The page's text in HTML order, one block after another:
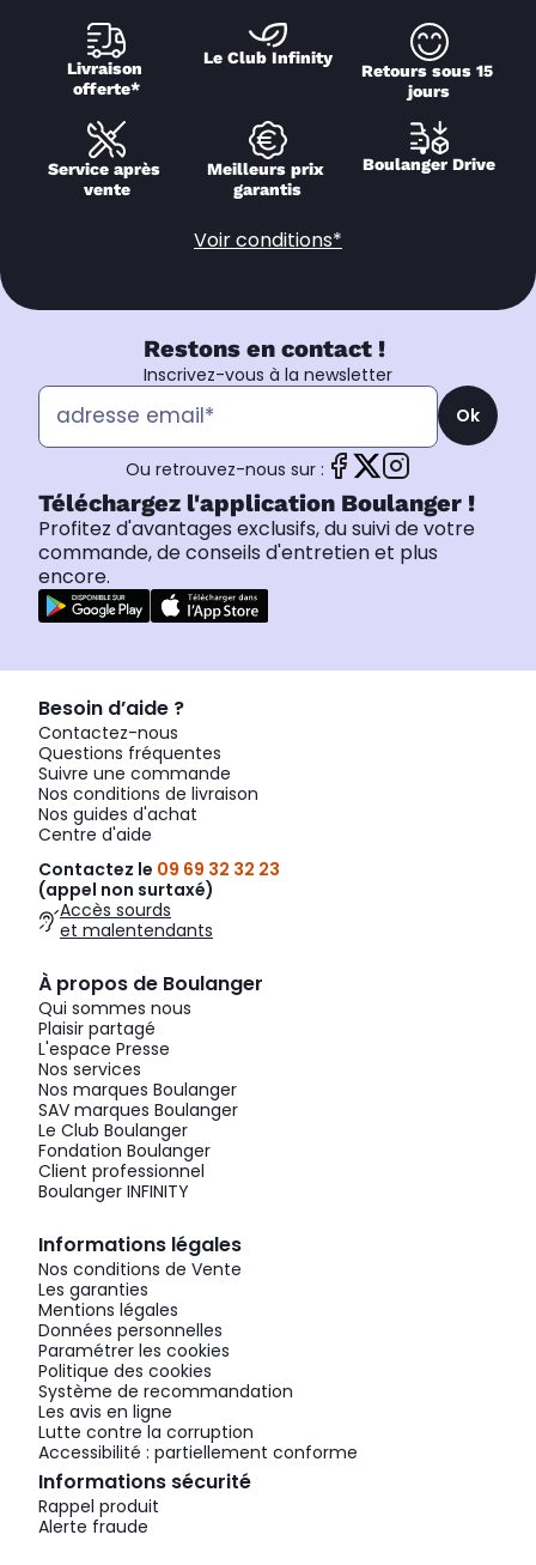
Livraison
offerte*
Le Club Infinity
Retours sous 15
jours
Service après
vente
Meilleurs prix
garantis
Boulanger Drive
Voir conditions*
Restons en contact !
Inscrivez-vous à la newsletter
Ok
Ou retrouvez-nous sur :
Téléchargez l'application Boulanger !
Profitez d'avantages exclusifs, du suivi de votre
commande, de conseils d'entretien et plus
encore.
Besoin d’aide ?
Contactez-nous
Questions fréquentes
Suivre une commande
Nos conditions de livraison
Nos guides d'achat
Centre d'aide
Contactez le 09 69 32 32 23
(appel non surtaxé)
Accès sourds
et malentendants
À propos de Boulanger
Qui sommes nous
Plaisir partagé
L'espace Presse
Nos services
Nos marques Boulanger
SAV marques Boulanger
Le Club Boulanger
Fondation Boulanger
Client professionnel
Boulanger INFINITY
Informations légales
Nos conditions de Vente
Les garanties
Mentions légales
Données personnelles
Paramétrer les cookies
Politique des cookies
Système de recommandation
Les avis en ligne
Lutte contre la corruption
Accessibilité : partiellement conforme
Informations sécurité
Rappel produit
Alerte fraude